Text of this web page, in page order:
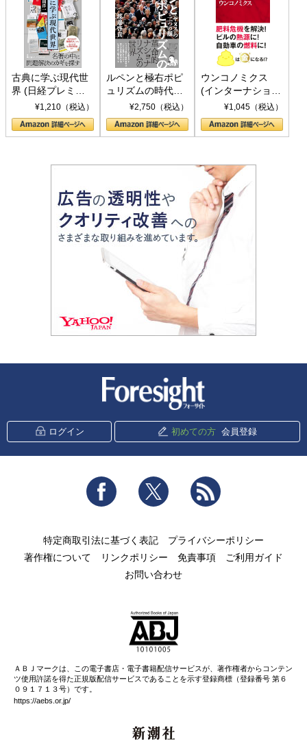
古典に学ぶ現代世
界 (日経プレミア
シリーズ)¥1,210（税込）
ルペンと極右ポピ
ュリズムの時代：
〈ヤヌス〉の二つ
の顔
¥2,750（税込）
ウンコノミクス
(インターナショナ
ル新書)¥1,045（税込）
ログイン 初めての方 会員登録
Facebook Twitter
特定商取引法に基づく表記
プライバシーポリシー
著作権について
リンクポリシー 免責事項
ご利用ガイド
お問い合わせ
ＡＢＪマークは、この電子書店・電子書籍配信サービスが、著作権者からコンテン
ツ使用許諾を得た正規版配信サービスであることを示す登録商標（登録番号 第６
０９１７１３号）です。
https://aebs.or.jp/